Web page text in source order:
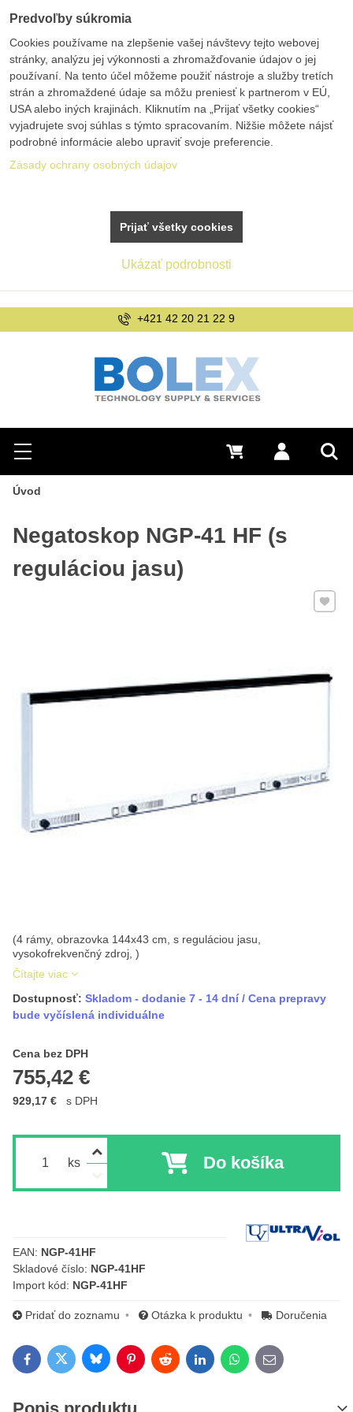
Hľadať
Menu Prihlásiť sa
0 €
Úvod
Negatoskop NGP-41 HF (s
reguláciou jasu)
(4 rámy, obrazovka 144x43 cm, s reguláciou jasu,
vysokofrekvenčný zdroj, )
Čítajte viac
Pridať
Dostupnosť: Skladom - dodanie 7 - 14 dní / Cena prepravy
bude vyčíslená individuálne
Cena bez DPH
755,42 €
Cena s DPH
929,17 € s DPH
ks Do košíka
Výrobca:
EAN: NGP-41HF
Skladové číslo: NGP-41HF
Import kód: NGP-41HF
Pridať do zoznamu Otázka k produktu Doručenia
FacebookTwitterBlueskyPinterestRedditLinkedInWhatsApp
E-mail
Predvoľby súkromia
Cookies používame na zlepšenie vašej návštevy tejto webovej
stránky, analýzu jej výkonnosti a zhromažďovanie údajov o jej
používaní. Na tento účel môžeme použiť nástroje a služby tretích
strán a zhromaždené údaje sa môžu preniesť k partnerom v EÚ,
USA alebo iných krajinách. Kliknutím na „Prijať všetky cookies“
vyjadrujete svoj súhlas s týmto spracovaním. Nižšie môžete nájsť
podrobné informácie alebo upraviť svoje preferencie.
Zásady ochrany osobných údajov
Ukázať podrobnosti
Prijať všetky cookies